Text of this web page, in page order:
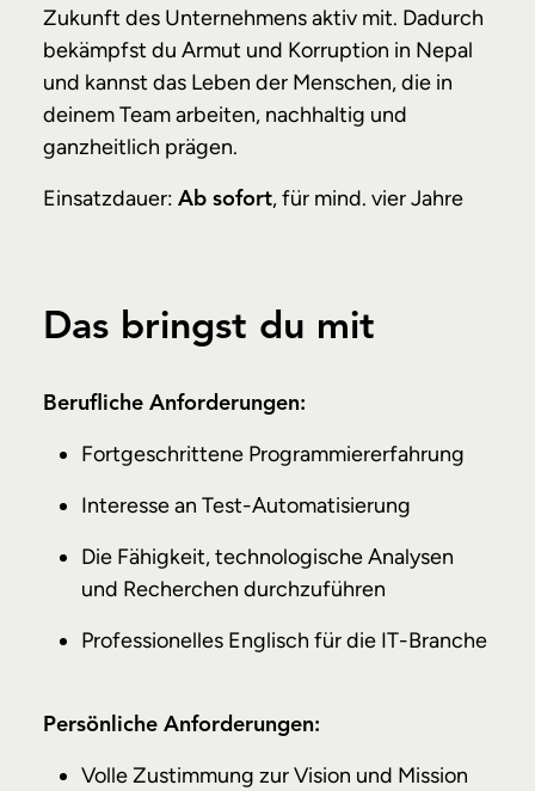
Zukunft des Unternehmens aktiv mit. Dadurch
bekämpfst du Armut und Korruption in Nepal
und kannst das Leben der Menschen, die in
deinem Team arbeiten, nachhaltig und
ganzheitlich prägen.
Einsatzdauer: Ab sofort, für mind. vier Jahre
Das bringst du mit
Berufliche Anforderungen:
Fortgeschrittene Programmiererfahrung
Interesse an Test-Automatisierung
Die Fähigkeit, technologische Analysen
und Recherchen durchzuführen
Professionelles Englisch für die IT-Branche
Persönliche Anforderungen:
Volle Zustimmung zur Vision und Mission